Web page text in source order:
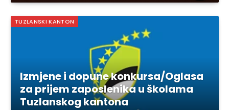
TUZLANSKI KANTON
Izmjene i dopune konkursa/Oglasa
za prijem zaposlenika u školama
Tuzlanskog kantona